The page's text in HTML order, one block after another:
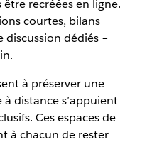
recréées en ligne.
courtes, bilans
discussion dédiés –
à préserver une
distance s’appuient
Ces espaces de
à chacun de rester